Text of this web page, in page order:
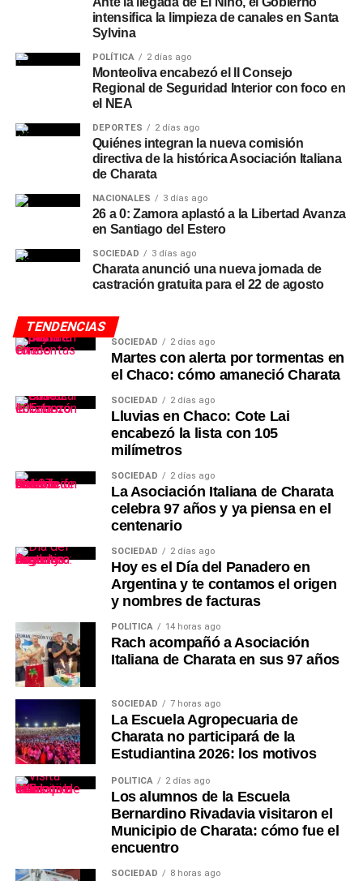
intensifica la limpieza de canales en Santa
Sylvina
POLÍTICA 2 días ago
Monteoliva encabezó el II Consejo
Regional de Seguridad Interior con foco en
el NEA
DEPORTES 2 días ago
Quiénes integran la nueva comisión
directiva de la histórica Asociación Italiana
de Charata
NACIONALES 3 días ago
26 a 0: Zamora aplastó a la Libertad Avanza
en Santiago del Estero
SOCIEDAD 3 días ago
Charata anunció una nueva jornada de
castración gratuita para el 22 de agosto
TENDENCIAS
SOCIEDAD 2 días ago
Martes con alerta por tormentas en
el Chaco: cómo amaneció Charata
SOCIEDAD 2 días ago
Lluvias en Chaco: Cote Lai
encabezó la lista con 105
milímetros
SOCIEDAD 2 días ago
La Asociación Italiana de Charata
celebra 97 años y ya piensa en el
centenario
SOCIEDAD 2 días ago
Hoy es el Día del Panadero en
Argentina y te contamos el origen
y nombres de facturas
POLÍTICA 14 horas ago
Rach acompañó a Asociación
Italiana de Charata en sus 97 años
SOCIEDAD 7 horas ago
La Escuela Agropecuaria de
Charata no participará de la
Estudiantina 2026: los motivos
POLÍTICA 2 días ago
Los alumnos de la Escuela
Bernardino Rivadavia visitaron el
Municipio de Charata: cómo fue el
encuentro
SOCIEDAD 8 horas ago